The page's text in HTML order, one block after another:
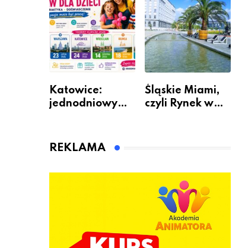
Mieszkania
Katowice:
jednodniowy
animatora
Śląskie Miami,
czyli Rynek w
REKLAMA